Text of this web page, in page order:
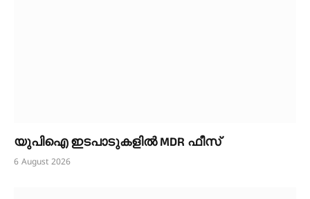
യുപിഐ ഇടപാടുകളിൽ MDR ഫീസ്
6 August 2026